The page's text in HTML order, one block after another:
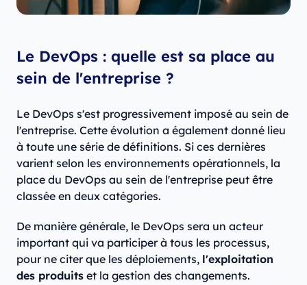
Le DevOps : quelle est sa place au
sein de l'entreprise ?
Le DevOps s'est progressivement imposé au sein de
l'entreprise. Cette évolution a également donné lieu
à toute une série de définitions. Si ces dernières
varient selon les environnements opérationnels, la
place du DevOps au sein de l'entreprise peut être
classée en deux catégories.
De manière générale, le DevOps sera un acteur
important qui va participer à tous les processus,
pour ne citer que les déploiements, l'exploitation
des produits et la gestion des changements.